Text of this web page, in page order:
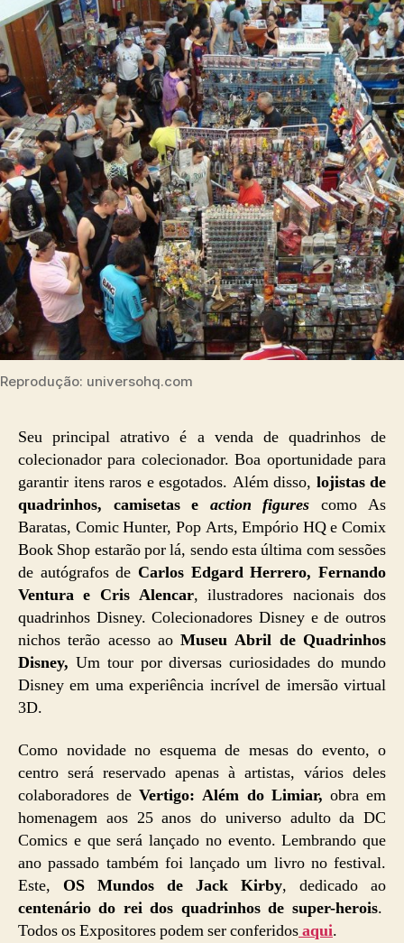
Reprodução: universohq.com
Seu principal atrativo é a venda de quadrinhos de
colecionador para colecionador. Boa oportunidade para
garantir itens raros e esgotados. Além disso, lojistas de
quadrinhos, camisetas e action figures como As
Baratas, Comic Hunter, Pop Arts, Empório HQ e Comix
Book Shop estarão por lá, sendo esta última com sessões
de autógrafos de Carlos Edgard Herrero, Fernando
Ventura e Cris Alencar, ilustradores nacionais dos
quadrinhos Disney. Colecionadores Disney e de outros
nichos terão acesso aoMuseu Abril de Quadrinhos
Disney, Um tour por diversas curiosidades do mundo
Disney em uma experiência incrível de imersão virtual
3D.
Como novidade no esquema de mesas do evento, o
centro será reservado apenas à artistas, vários deles
colaboradores deVertigo: Além do Limiar, obra em
homenagem aos 25 anos do universo adulto da DC
Comics e que será lançado no evento. Lembrando que
ano passado também foi lançado um livro no festival.
Este, OS Mundos de Jack Kirby, dedicado ao
centenário do rei dos quadrinhos de super-herois.
Todos os Expositores podem ser conferidosaqui.